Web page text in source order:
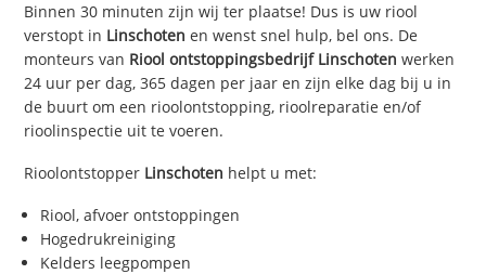
Binnen 30 minuten zijn wij ter plaatse! Dus is uw riool
verstopt in Linschoten en wenst snel hulp, bel ons. De
monteurs van Riool ontstoppingsbedrijf Linschoten werken
24 uur per dag, 365 dagen per jaar en zijn elke dag bij u in
de buurt om een rioolontstopping, rioolreparatie en/of
rioolinspectie uit te voeren.
Rioolontstopper Linschoten helpt u met:
Riool, afvoer ontstoppingen
Hogedrukreiniging
Kelders leegpompen